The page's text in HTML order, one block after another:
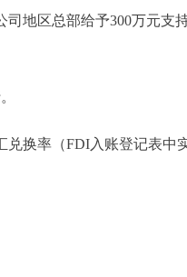
区总部给予300万元支
率（FDI入账登记表中